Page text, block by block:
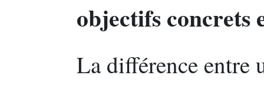
objectifs concrets
La différence entre